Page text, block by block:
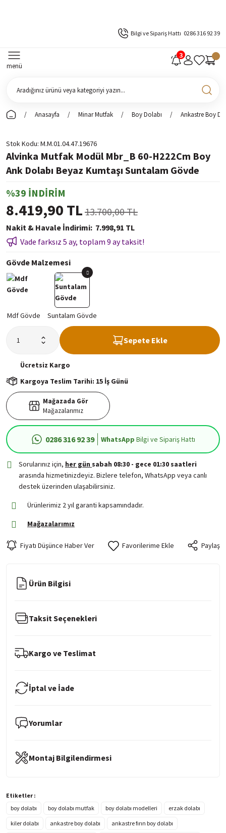
Bilgi ve Sipariş Hattı 0286 316 92 39
menü
Anasayfa Minar Mutfak Boy Dolabı Ankastre Boy
Stok Kodu M.M.01.04.47.19676
Alvinka Mutfak Modül Mbr_B 60-H222Cm Boy
Ank Dolabı Beyaz Kumtaşı Suntalam Gövde
%39 İNDİRİM
8.419,90 TL 13.700,00 TL
Nakit & Havale İndirimi 7.998,91 TL
Vade farksız 5 ay, toplam 9 ay taksit!
Gövde Malzemesi
Sepete Ekle
Ücretsiz Kargo
Kargoya Teslim Tarihi: 15 İş Günü
Mağazada Gör
Mağazalarımız
0286 316 92 39 WhatsApp Bilgi ve Sipariş Hattı
Sorularınız için, her gün sabah 08:30 - gece 01:30 saatleri
arasında hizmetinizdeyiz. Bizlere telefon, WhatsApp veya canlı
destek üzerinden ulaşabilirsiniz.
Ürünlerimiz 2 yıl garanti kapsamındadır.
Mağazalarımız
Fiyatı Düşünce Haber Ver Paylaş
Ürün Bilgisi
Taksit Seçenekleri
Kargo ve Teslimat
İptal ve İade
Yorumlar
Montaj Bilgilendirmesi
Etiketler :
boy dolabı
boy dolabı mutfak boy dolabı modelleri
erzak dolabı
kiler dolabı
ankastre boy dolabı
ankastre fırın boy dolabı